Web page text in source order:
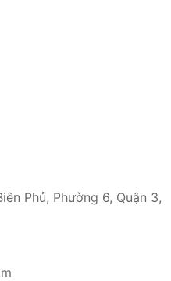
Phủ, Phường 6, Quận 3,